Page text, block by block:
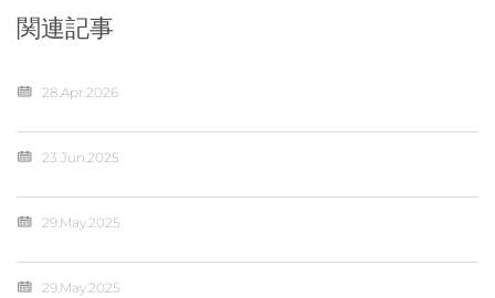
関連記事
28.Apr.2026
23.Jun.2025
29.May.2025
29.May.2025